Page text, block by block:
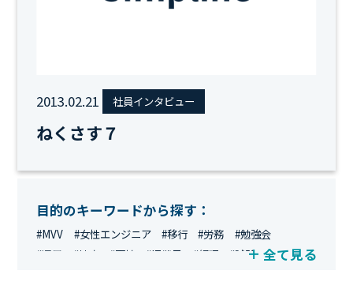
2013.02.21 社員インタビュー
ねくさす７
目的のキーワードから探す：
#MVV #女性エンジニア #移行 #労務
#勉強会
#運用
#地方 #面接 #IT業界 #経理
#試験 全て見る